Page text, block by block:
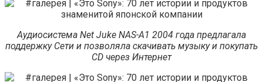
Аудиосистема Net Juke NAS-A1 2004 года предлагала
поддержку Сети и позволяла скачивать музыку и покупать
CD через Интернет